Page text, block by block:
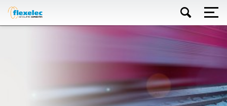
Direkt
zum
Inhalt
Suchen